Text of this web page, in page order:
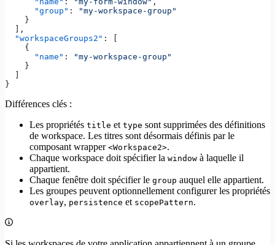
      "group"
:
"my-workspace-group"
    }
  ],
  "workspaceGroups2"
: [
    {
      "name"
:
"my-workspace-group"
    }
  ]
}
Différences clés :
Les propriétés title et type sont supprimées des définitions
de workspace. Les titres sont désormais définis par le
composant wrapper <Workspace2>.
Chaque workspace doit spécifier la window à laquelle il
appartient.
Chaque fenêtre doit spécifier le group auquel elle appartient.
Les groupes peuvent optionnellement configurer les propriétés
overlay, persistence et scopePattern.